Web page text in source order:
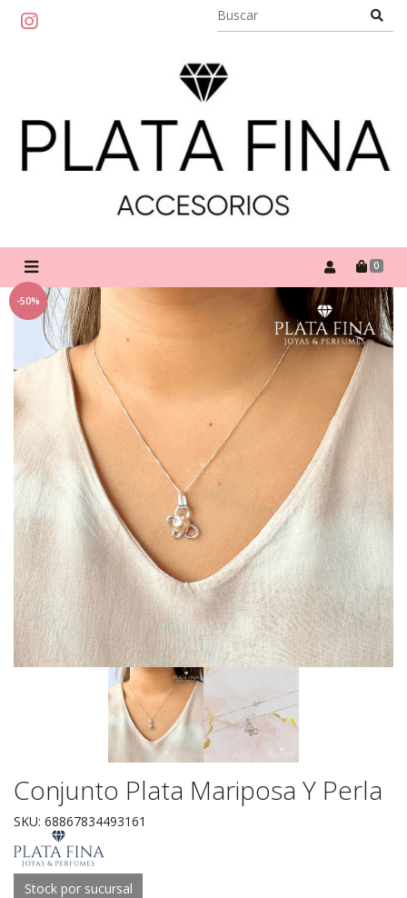
0
-50%
Conjunto Plata Mariposa Y Perla
SKU: 68867834493161
Stock por sucursal